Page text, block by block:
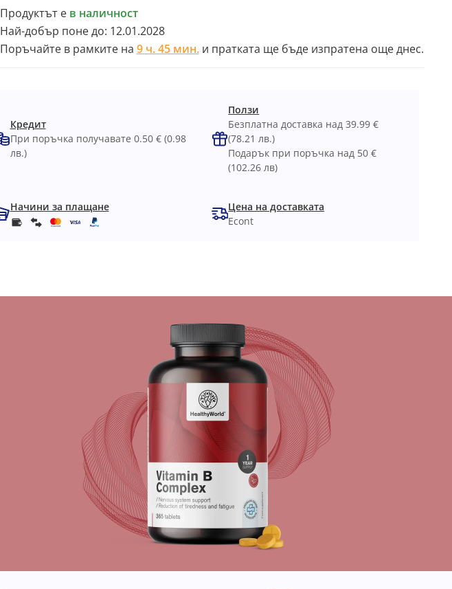
Продуктът е в наличност
Най-добър поне до: 12.01.2028
Поръчайте в рамките на 9 ч. 45 мин.и пратката ще бъде изпратена още днес.
Кредит
При поръчка получавате 0.50 € (0.98
лв.)
Ползи
Безплатна доставка над 39.99 €
(78.21 лв.)
Подарък при поръчка над 50 €
(102.26 лв)
Начини за плащане
Цена на доставката
Econt